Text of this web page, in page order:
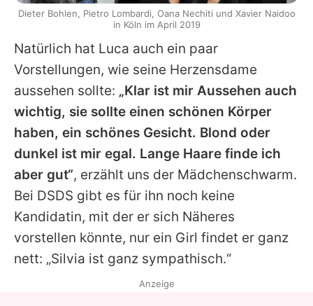
Natürlich hat Luca auch ein paar
Vorstellungen, wie seine Herzensdame
aussehen sollte: „Klar ist mir Aussehen auch
wichtig, sie sollte einen schönen Körper
haben, ein schönes Gesicht. Blond oder
dunkel ist mir egal. Lange Haare finde ich
aber gut“, erzählt uns der Mädchenschwarm.
Bei DSDS gibt es für ihn noch keine
Kandidatin, mit der er sich Näheres
vorstellen könnte, nur ein Girl findet er ganz
nett: „Silvia ist ganz sympathisch.“
Dieter Bohlen, Pietro Lombardi, Oana Nechiti und Xavier Naidoo
in Köln im April 2019
Anzeige